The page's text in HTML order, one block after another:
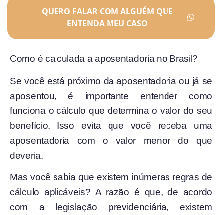
QUERO FALAR COM ALGUÉM QUE
ENTENDA MEU CASO
Como é calculada a aposentadoria no Brasil?
Se você está próximo da aposentadoria ou já se
aposentou, é importante entender como
funciona o cálculo que determina o valor do seu
benefício. Isso evita que você receba uma
aposentadoria com o valor menor do que
deveria.
Mas você sabia que existem inúmeras regras de
cálculo aplicáveis? A razão é que, de acordo
com a legislação previdenciária, existem